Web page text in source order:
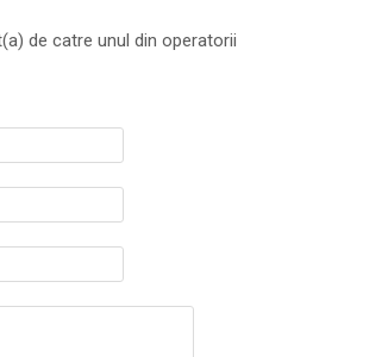
de catre unul din operatorii